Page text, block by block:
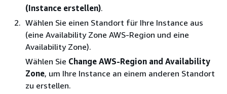
(Instance erstellen).
Wählen Sie einen Standort für Ihre Instance aus
(eine Availability Zone AWS-Region und eine
Availability Zone).
Wählen Sie Change AWS-Region and Availability
Zone, um Ihre Instance an einem anderen Standort
zu erstellen.